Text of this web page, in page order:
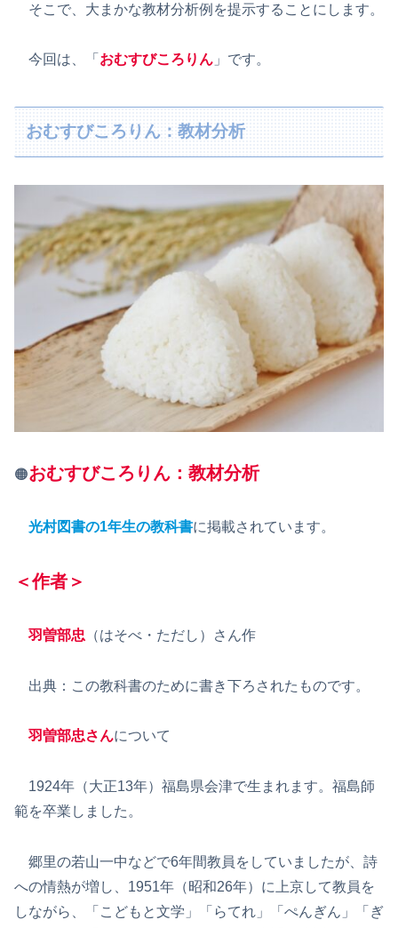
そこで、大まかな教材分析例を提示することにします。
今回は、「 おむすびころりん 」です。
おむすびころりん：教材分析
🟠おむすびころりん：教材分析
光村図書の1年生の教科書に掲載されています。
＜作者＞
羽曽部忠 （はそべ・ただし）さん作
出典：この教科書のために書き下ろされたものです。
羽曽部忠さんについて
1924年（大正13年）福島県会津で生まれます。福島師
範を卒業しました。
郷里の若山一中などで6年間教員をしていましたが、詩
への情熱が増し、1951年（昭和26年）に上京して教員を
しながら、「こどもと文学」「らてれ」「ぺんぎん」「ぎ